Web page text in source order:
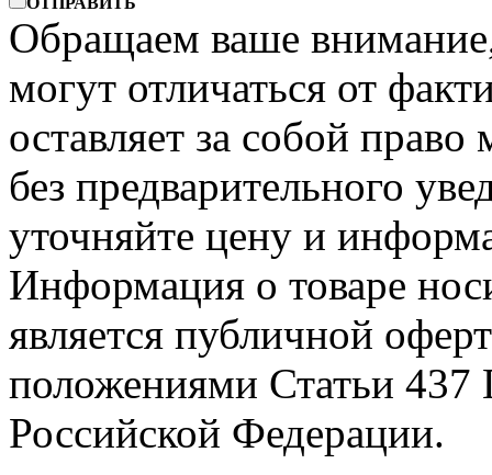
Обращаем ваше
могут отличаться от
оставляет за собой право
без предварительного
уточняйте цену и
Информация о товаре
является публичной
положениями Статьи 437
Российской Федерации.